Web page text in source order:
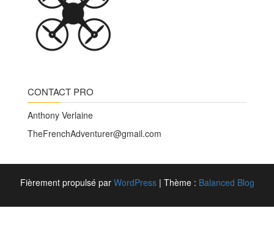
CONTACT PRO
Anthony Verlaine
TheFrenchAdventurer@gmail.com
Fièrement propulsé par WordPress | Thème : Balanced Blog